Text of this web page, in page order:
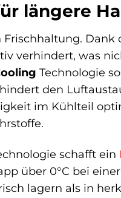
längere
Frischhaltung. Dank
verhindert, was
Technologie
den
im Kühlteil
schafft ein
über 0°C bei
lagern als in